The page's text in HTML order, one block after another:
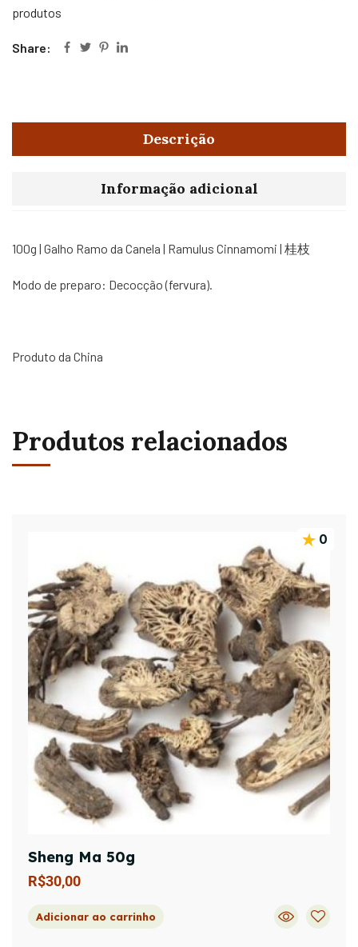
produtos
Share:
Descrição
Informação adicional
100g | Galho Ramo da Canela | Ramulus Cinnamomi | 桂枝
Modo de preparo: Decocção (fervura).
Produto da China
Produtos relacionados
0
Sheng Ma 50g
R$30,00
Adicionar ao carrinho